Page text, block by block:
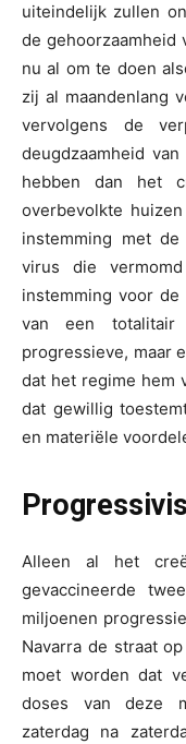
uiteindelijk zullen
de gehoorzaamheid
nu al om te doen
zij al maandenlang
vervolgens de
deugdzaamheid
hebben dan het
overbevolkte
instemming met
virus die
instemming voor de
van een totalitair
progressieve, maar
dat het regime hem
dat gewillig
en materiële
Alleen al het
gevaccineerde
miljoenen
Navarra de straat
moet worden dat
doses van deze
zaterdag na